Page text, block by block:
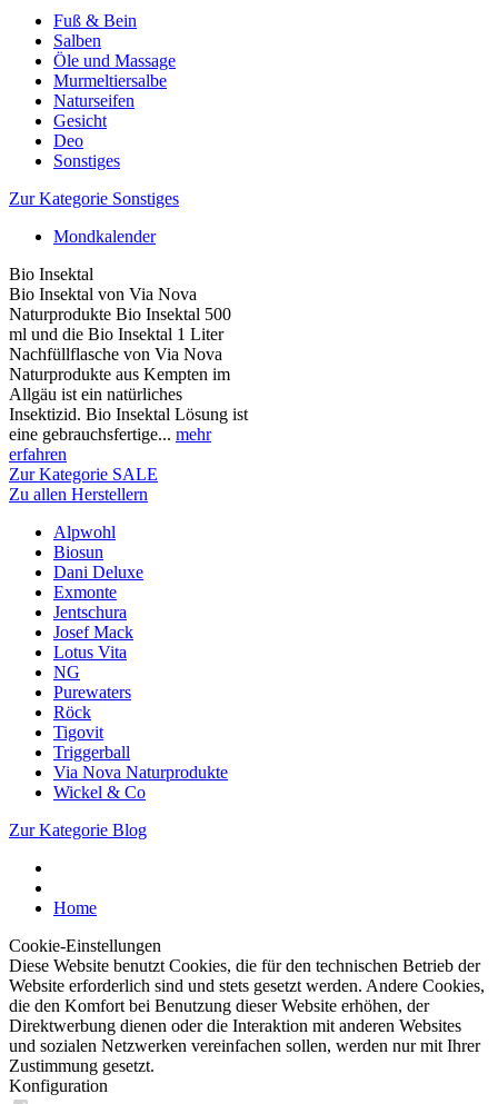
Fuß & Bein
Salben
Öle und Massage
Murmeltiersalbe
Naturseifen
Gesicht
Deo
Sonstiges
Zur Kategorie Sonstiges
Mondkalender
Bio Insektal
Bio Insektal von Via Nova
Naturprodukte Bio Insektal 500
ml und die Bio Insektal 1 Liter
Nachfüllflasche von Via Nova
Naturprodukte aus Kempten im
Allgäu ist ein natürliches
Insektizid. Bio Insektal Lösung ist
eine gebrauchsfertige... mehr
erfahren
Zur Kategorie SALE
Zu allen Herstellern
Alpwohl
Biosun
Dani Deluxe
Exmonte
Jentschura
Josef Mack
Lotus Vita
NG
Purewaters
Röck
Tigovit
Triggerball
Via Nova Naturprodukte
Wickel & Co
Zur Kategorie Blog
Home
Cookie-Einstellungen
Diese Website benutzt Cookies, die für den technischen Betrieb der
Website erforderlich sind und stets gesetzt werden. Andere Cookies,
die den Komfort bei Benutzung dieser Website erhöhen, der
Direktwerbung dienen oder die Interaktion mit anderen Websites
und sozialen Netzwerken vereinfachen sollen, werden nur mit Ihrer
Zustimmung gesetzt.
Konfiguration